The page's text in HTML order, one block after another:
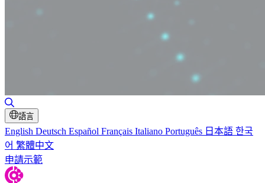
切換搜尋
語言
English Deutsch Español Français Italiano Português 日本語 한국
어 繁體中文
申請示範